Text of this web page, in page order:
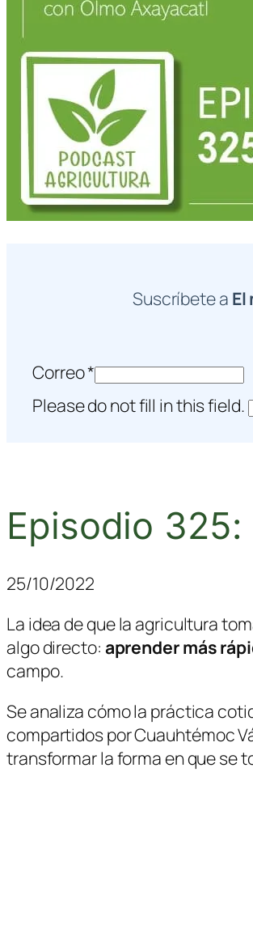
Suscríbete a
Correo*
Please do not fill in this field.
Episodio
25/10/2022
La idea de que la agricultura
algo directo: aprender más
campo.
Se analiza cómo la práctica
compartidos porCuauhtémoc
transformar la forma en que se